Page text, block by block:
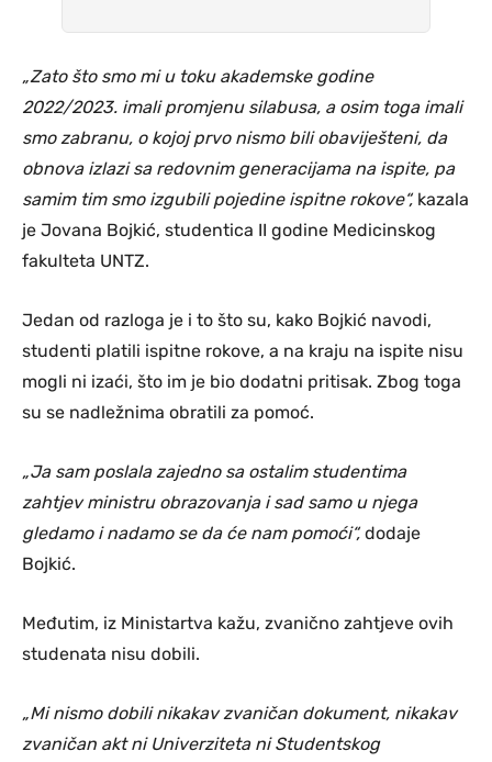
„Zato što smo mi u toku akademske godine
2022/2023. imali promjenu silabusa, a osim toga imali
smo zabranu, o kojoj prvo nismo bili obaviješteni, da
obnova izlazi sa redovnim generacijama na ispite, pa
samim tim smo izgubili pojedine ispitne rokove“, kazala
je Jovana Bojkić, studentica II godine Medicinskog
fakulteta UNTZ.
Jedan od razloga je i to što su, kako Bojkić navodi,
studenti platili ispitne rokove, a na kraju na ispite nisu
mogli ni izaći, što im je bio dodatni pritisak. Zbog toga
su se nadležnima obratili za pomoć.
„Ja sam poslala zajedno sa ostalim studentima
zahtjev ministru obrazovanja i sad samo u njega
gledamo i nadamo se da će nam pomoći“, dodaje
Bojkić.
Međutim, iz Ministartva kažu, zvanično zahtjeve ovih
studenata nisu dobili.
„Mi nismo dobili nikakav zvaničan dokument, nikakav
zvaničan akt ni Univerziteta ni Studentskog